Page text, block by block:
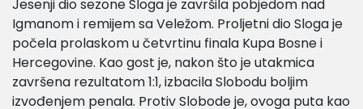
Jesenji dio sezone Sloga je završila pobjedom nad
Igmanom i remijem sa Veležom. Proljetni dio Sloga je
počela prolaskom u četvrtinu finala Kupa Bosne i
Hercegovine. Kao gost je, nakon što je utakmica
završena rezultatom 1:1, izbacila Slobodu boljim
izvođenjem penala. Protiv Slobode je, ovoga puta kao